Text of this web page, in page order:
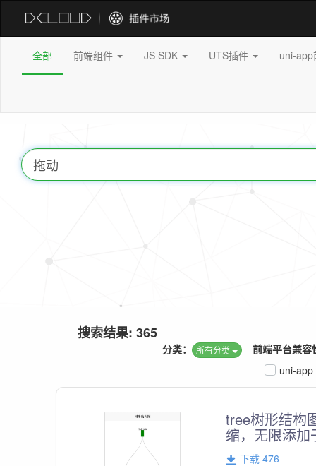
全部 前端组件 JS SDK UTS插件 uni-
搜索结果: 365
前端平台兼容
分类： 所有分类
uni-app
tree树形结构
缩，无限添加
下载 476